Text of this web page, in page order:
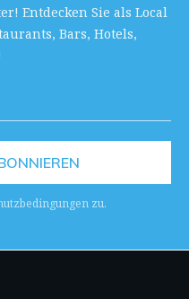
Entdecken Sie als Local
Bars, Hotels,
zu.